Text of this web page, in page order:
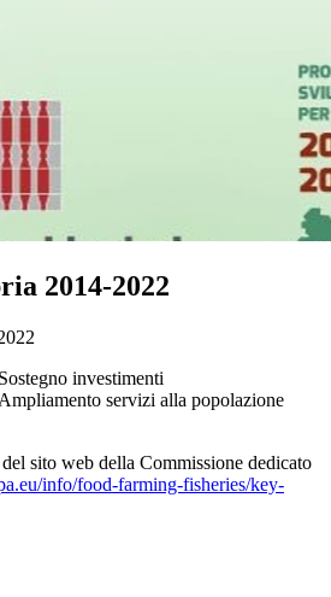
2014-2022
investimenti
servizi alla popolazione
sito web della Commissione dedicato
info/food-farming-fisheries/key-